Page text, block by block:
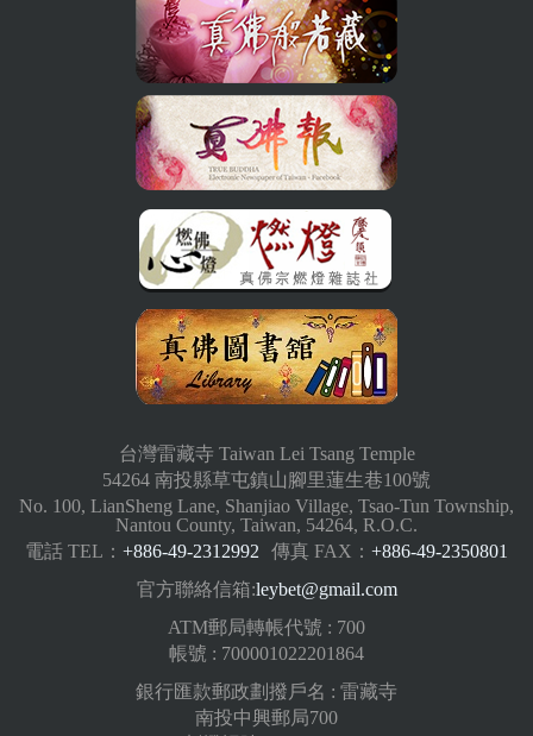
台灣雷藏寺 Taiwan Lei Tsang Temple
54264 南投縣草屯鎮山腳里蓮生巷100號
No. 100, LianSheng Lane, Shanjiao Village, Tsao-Tun Township,
Nantou County, Taiwan, 54264, R.O.C.
電話 TEL： +886-49-2312992 傳真 FAX： +886-49-2350801
官方聯絡信箱:leybet@gmail.com
ATM郵局轉帳代號 : 700
帳號 : 700001022201864
銀行匯款郵政劃撥戶名 : 雷藏寺
南投中興郵局700